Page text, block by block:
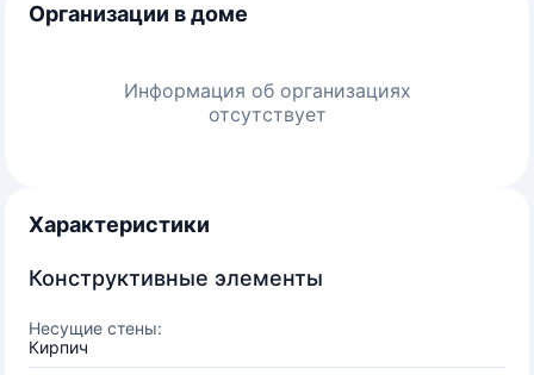
Организации в доме
Информация об организациях
отсутствует
Характеристики
Конструктивные элементы
Несущие стены:
Кирпич